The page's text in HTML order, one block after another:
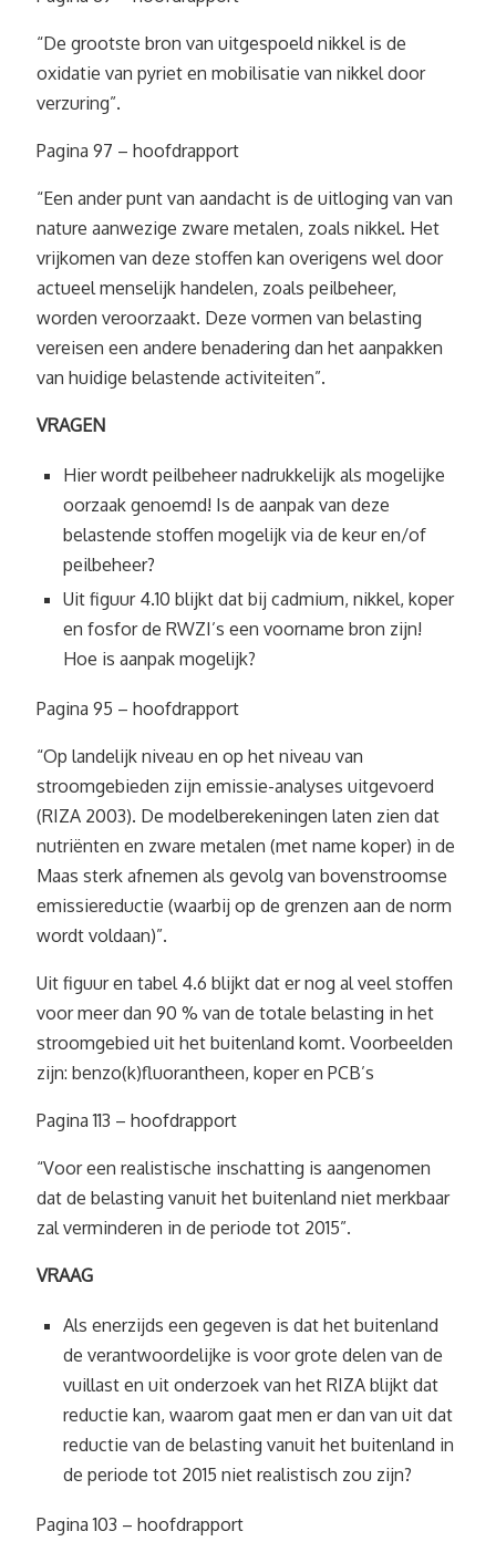
“De grootste bron van uitgespoeld nikkel is de
oxidatie van pyriet en mobilisatie van nikkel door
verzuring”.
Pagina 97 – hoofdrapport
“Een ander punt van aandacht is de uitloging van van
nature aanwezige zware metalen, zoals nikkel. Het
vrijkomen van deze stoffen kan overigens wel door
actueel menselijk handelen, zoals peilbeheer,
worden veroorzaakt. Deze vormen van belasting
vereisen een andere benadering dan het aanpakken
van huidige belastende activiteiten”.
VRAGEN
Hier wordt peilbeheer nadrukkelijk als mogelijke
oorzaak genoemd! Is de aanpak van deze
belastende stoffen mogelijk via de keur en/of
peilbeheer?
Uit figuur 4.10 blijkt dat bij cadmium, nikkel, koper
en fosfor de RWZI’s een voorname bron zijn!
Hoe is aanpak mogelijk?
Pagina 95 – hoofdrapport
“Op landelijk niveau en op het niveau van
stroomgebieden zijn emissie-analyses uitgevoerd
(RIZA 2003). De modelberekeningen laten zien dat
nutriënten en zware metalen (met name koper) in de
Maas sterk afnemen als gevolg van bovenstroomse
emissiereductie (waarbij op de grenzen aan de norm
wordt voldaan)”.
Uit figuur en tabel 4.6 blijkt dat er nog al veel stoffen
voor meer dan 90 % van de totale belasting in het
stroomgebied uit het buitenland komt. Voorbeelden
zijn: benzo(k)fluorantheen, koper en PCB’s
Pagina 113 – hoofdrapport
“Voor een realistische inschatting is aangenomen
dat de belasting vanuit het buitenland niet merkbaar
zal verminderen in de periode tot 2015”.
VRAAG
Als enerzijds een gegeven is dat het buitenland
de verantwoordelijke is voor grote delen van de
vuillast en uit onderzoek van het RIZA blijkt dat
reductie kan, waarom gaat men er dan van uit dat
reductie van de belasting vanuit het buitenland in
de periode tot 2015 niet realistisch zou zijn?
Pagina 103 – hoofdrapport